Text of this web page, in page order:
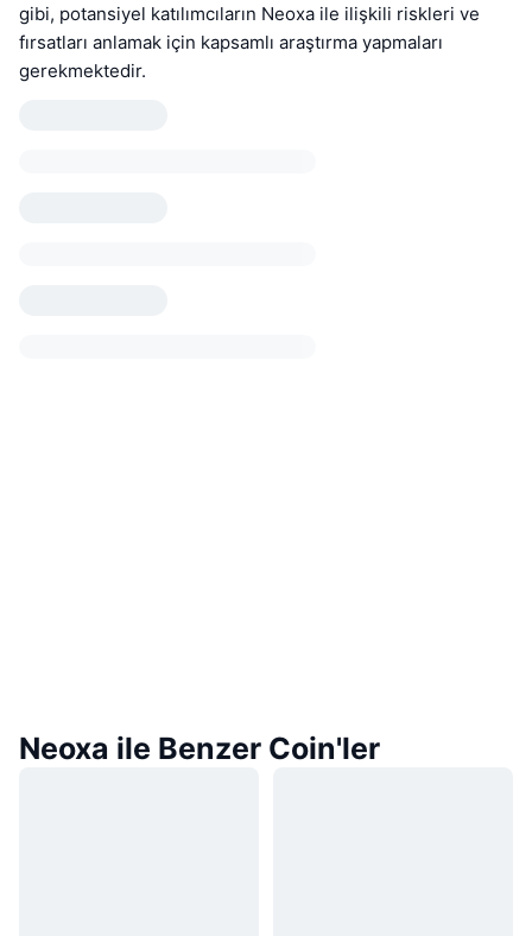
gibi, potansiyel katılımcıların Neoxa ile ilişkili riskleri ve
fırsatları anlamak için kapsamlı araştırma yapmaları
gerekmektedir.
Neoxa ile Benzer Coin'ler